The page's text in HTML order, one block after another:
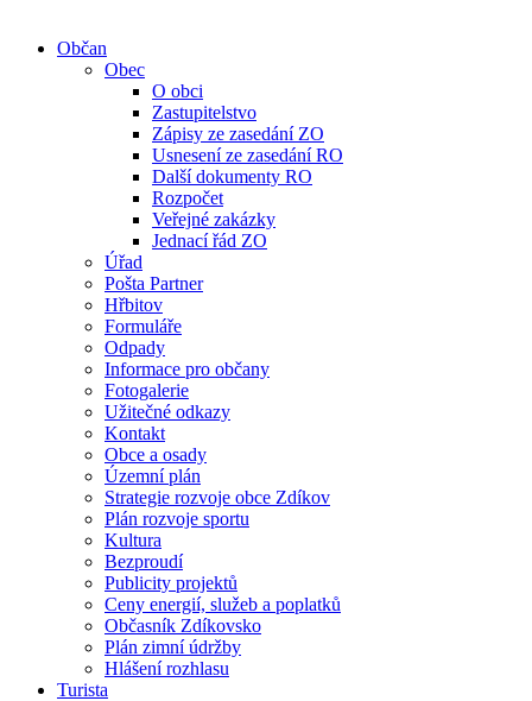
Občan
Obec
O obci
Zastupitelstvo
Zápisy ze zasedání ZO
Usnesení ze zasedání RO
Další dokumenty RO
Rozpočet
Veřejné zakázky
Jednací řád ZO
Úřad
Pošta Partner
Hřbitov
Formuláře
Odpady
Informace pro občany
Fotogalerie
Užitečné odkazy
Kontakt
Obce a osady
Územní plán
Strategie rozvoje obce Zdíkov
Plán rozvoje sportu
Kultura
Bezproudí
Publicity projektů
Ceny energií, služeb a poplatků
Občasník Zdíkovsko
Plán zimní údržby
Hlášení rozhlasu
Turista